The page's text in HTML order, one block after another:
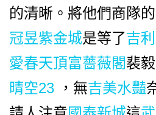
的清晰。將他們商隊
冠昱紫金城是等了吉
愛春天頂富薔薇閣裴
晴空23 ，無吉美水豔